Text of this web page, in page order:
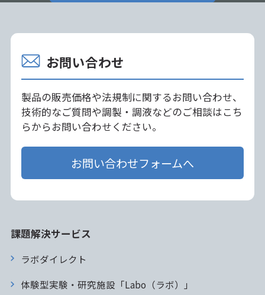
お問い合わせ
製品の販売価格や法規制に関するお問い合わせ、
技術的なご質問や調製・調液などのご相談はこち
らからお問い合わせください。
お問い合わせフォームへ
課題解決サービス
ラボダイレクト
体験型実験・研究施設「Labo（ラボ）」